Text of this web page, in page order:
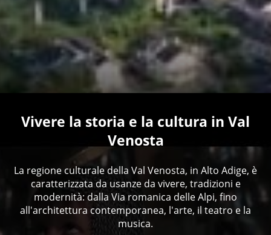
Vivere la storia e la cultura in Val
Venosta
La regione culturale della Val Venosta, in Alto Adige, è
caratterizzata da usanze da vivere, tradizioni e
modernità: dalla Via romanica delle Alpi, fino
all'architettura contemporanea, l'arte, il teatro e la
musica.